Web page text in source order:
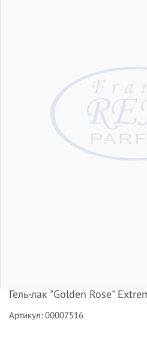
Гель-лак "Golden Rose"
Артикул: 00007516